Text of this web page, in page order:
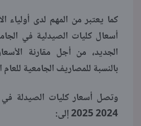
كما يعتبر من المهم لدى أولياء
أسعال كليات الصيدلية في
الجديد، من أجل مقارنة
بالنسبة للمصاريف الجامعية
وتصل أسعار كليات الصيدلة
2024 2025 إلى: